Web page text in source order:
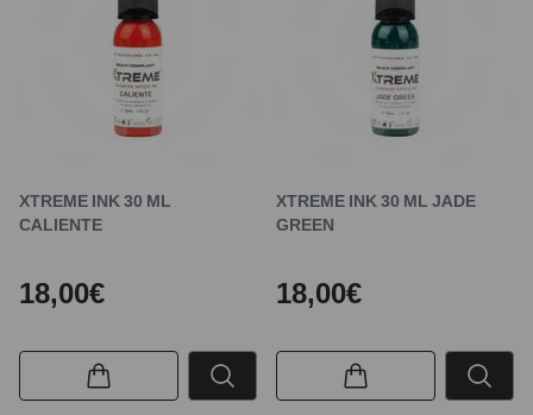
XTREME INK 30 ML
CALIENTE
18,00€
XTREME INK 30 ML JADE
GREEN
18,00€